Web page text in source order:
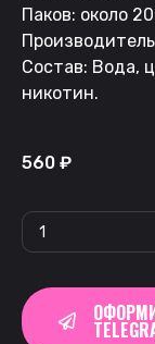
Паков: около
Состав: Вода,
никотин.
560 ₽